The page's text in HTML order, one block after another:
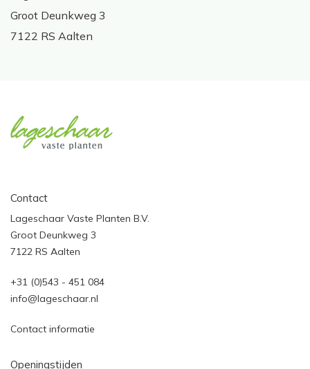
Groot Deunkweg 3
7122 RS Aalten
Contact
Lageschaar Vaste Planten B.V.
Groot Deunkweg 3
7122 RS Aalten
+31 (0)543 - 451 084
info@lageschaar.nl
Contact informatie
Openingstijden